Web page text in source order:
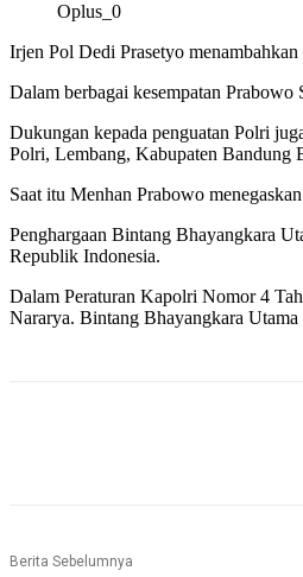
Oplus_0
Irjen Pol Dedi Prasetyo
Dalam berbagai kesempatan
Dukungan kepada penguatan Polri
Polri, Lembang, Kabupaten Bandung
Saat itu Menhan Prabowo
Penghargaan Bintang Bhayangkara
Republik Indonesia.
Dalam Peraturan Kapolri Nomor 4
Nararya. Bintang Bhayangkara
Berita Sebelumnya